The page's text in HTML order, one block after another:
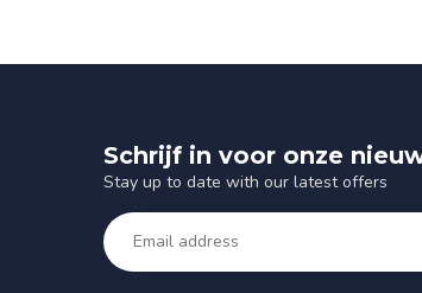
Schrijf in voor onze
Stay up to date with our latest offers